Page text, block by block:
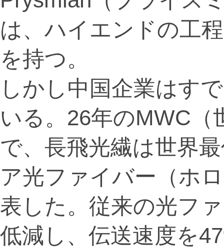
は、ハイエンドの工
を持つ。
しかし中国企業はす
いる。26年のMWC（
で、長飛光繊は世界
ア光ファイバー（ホ
表した。従来の光フ
低減し、伝送速度を